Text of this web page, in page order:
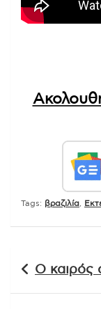
Tags: βραζιλία
άρθρων
Ο καιρός